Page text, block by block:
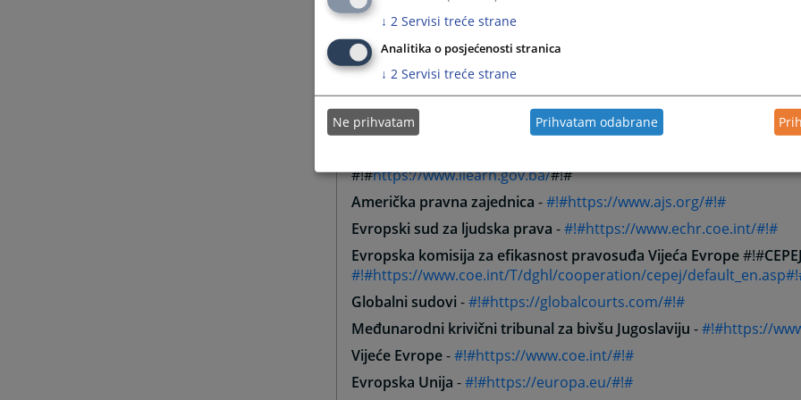
Advokatska komora RS-
Udruženje sudija/sudaca u Federaciji BiH
Centar za edukaciju sudija i tužilaca u F BiH
#!#https://
Centar za edukaciju sudija i tužilaca u RS-#!#https://
Agencija za državnu službu BiH- #!# http://www.ads.gov.ba/
Informacioni sistem za upravljanje procesom organizacije obuke
#!#https://www.ilearn.gov.ba/#!#
Američka pravna zajednica -#!#https://www.ajs.org/#!#
Evropski sud za ljudska prava -#!#https://www.echr.coe.int/#!#
Evropska komisija za efikasnost pravosuđa Vijeća Evrope#!#CEPEJ
#!#https://www.coe.int/T/dghl/cooperation/cepej/
Globalni sudovi -#!#https://globalcourts.com/#!#
Međunarodni krivični tribunal za bivšu Jugoslaviju -#!#https://
Vijeće Evrope-#!#https://www.coe.int/#!#
Evropska Unija -#!#https://europa.eu/#!#
↓ 2 Servisi treće strane
Analitika o posjećenosti stranica
↓ 2 Servisi treće strane
Ne prihvatam Prihvatam odabrane